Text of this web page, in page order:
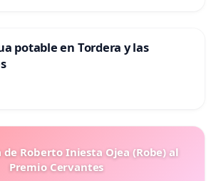
potable en Tordera y las
Roberto Iniesta Ojea (Robe) al
Premio Cervantes